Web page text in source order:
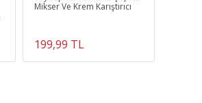
Mikser Ve Krem Karıştırıcı
199,99 TL